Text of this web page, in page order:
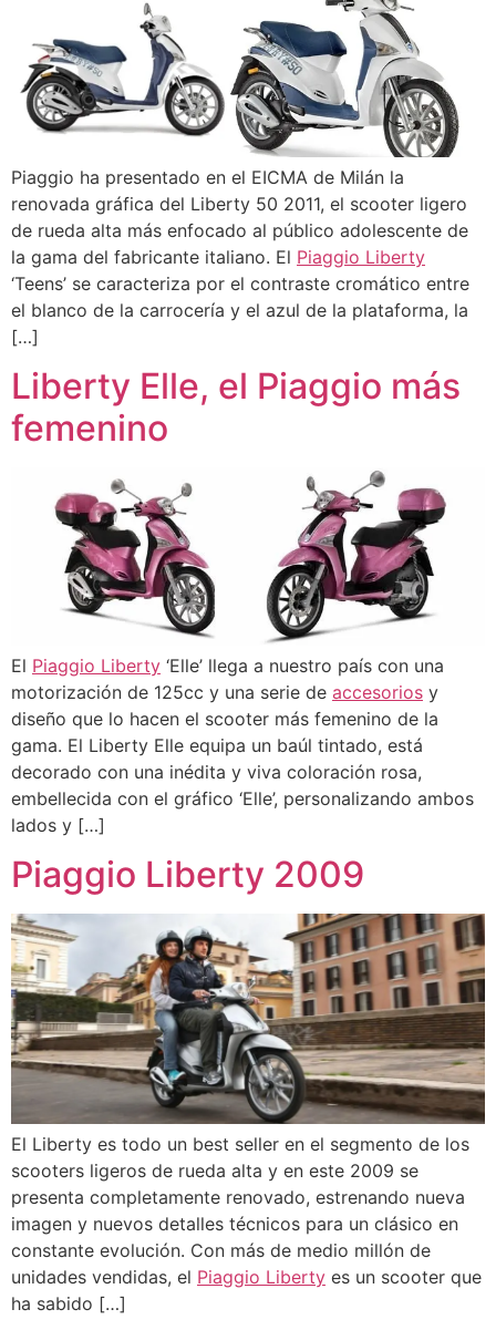
Piaggio ha presentado en el EICMA de Milán la
renovada gráfica del Liberty 50 2011, el scooter ligero
de rueda alta más enfocado al público adolescente de
la gama del fabricante italiano. El Piaggio Liberty
‘Teens’ se caracteriza por el contraste cromático entre
el blanco de la carrocería y el azul de la plataforma, la
[…]
Liberty Elle, el Piaggio más
femenino
El Piaggio Liberty ‘Elle’ llega a nuestro país con una
motorización de 125cc y una serie de accesorios y
diseño que lo hacen el scooter más femenino de la
gama. El Liberty Elle equipa un baúl tintado, está
decorado con una inédita y viva coloración rosa,
embellecida con el gráfico ‘Elle’, personalizando ambos
lados y […]
Piaggio Liberty 2009
El Liberty es todo un best seller en el segmento de los
scooters ligeros de rueda alta y en este 2009 se
presenta completamente renovado, estrenando nueva
imagen y nuevos detalles técnicos para un clásico en
constante evolución. Con más de medio millón de
unidades vendidas, el Piaggio Liberty es un scooter que
ha sabido […]